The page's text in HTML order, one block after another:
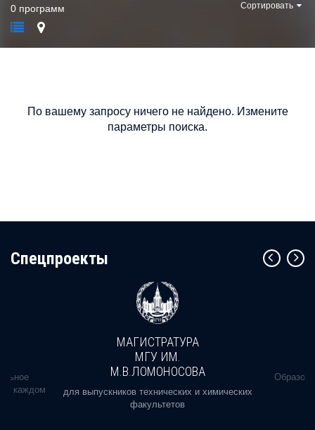
0 программ Сортировать
По вашему запросу ничего не найдено. Измените
параметры поиска.
Cпецпроекты
в каждом
МАГИСТРАТУРА
МГУ ИМ.
М.В.ЛОМОНОСОВА
для выпускников технических и химических
факультетов